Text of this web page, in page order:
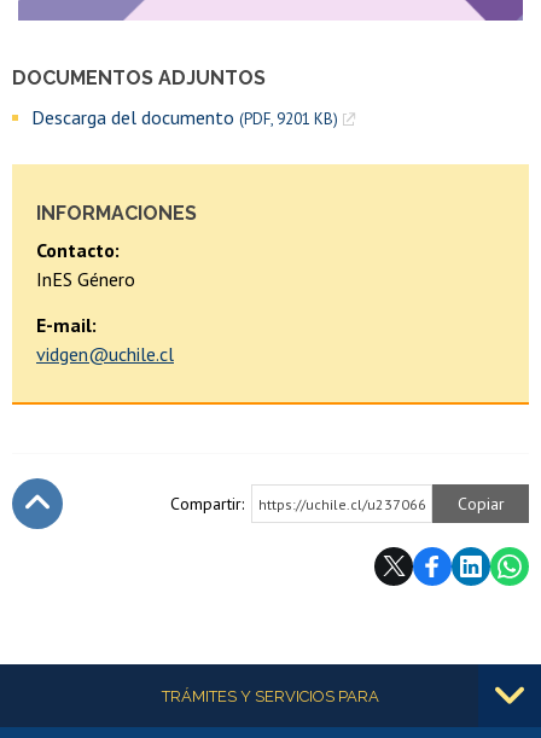
DOCUMENTOS ADJUNTOS
Descarga del documento (PDF, 9201 KB)
INFORMACIONES
Contacto:
InES Género
E-mail:
vidgen@uchile.cl
Compartir: https://uchile.cl/u237066 Copiar
Más informaciónTRÁMITES Y SERVICIOS PARA